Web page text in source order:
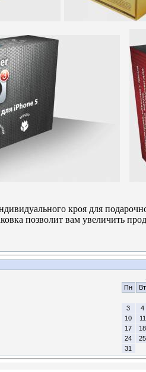
кроя для
позволит вам увеличить
Пн
Вт
3
4
10
11
17
18
24
25
31